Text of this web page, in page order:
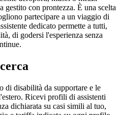
con prontezza. È una scelta
partecipare a un viaggio di
dedicato permette a tutti,
di godersi l'esperienza senza
di disabilità da supportare e le
Ricevi profili di assistenti
dichiarata su casi simili al tuo,